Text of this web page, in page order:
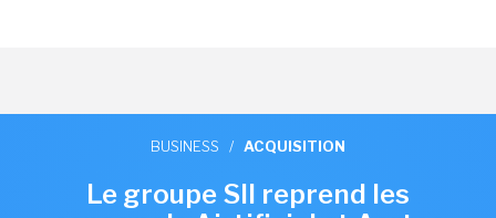
BUSINESS / ACQUISITION
Le groupe SII reprend les